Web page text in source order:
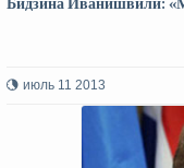
Бидзина Иванишвили:
июль 11 2013